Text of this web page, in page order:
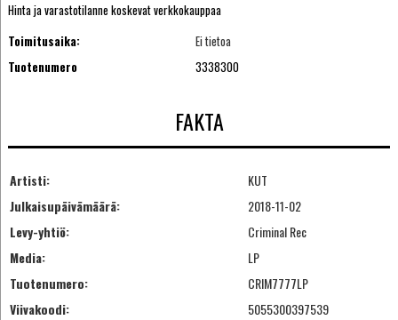
Hinta ja varastotilanne koskevat verkkokauppaa
Toimitusaika:
Ei tietoa
Tuotenumero
3338300
FAKTA
Artisti:
KUT
Julkaisupäivämäärä:
2018-11-02
Levy-yhtiö:
Criminal Rec
Media:
LP
Tuotenumero:
CRIM7777LP
Viivakoodi:
5055300397539